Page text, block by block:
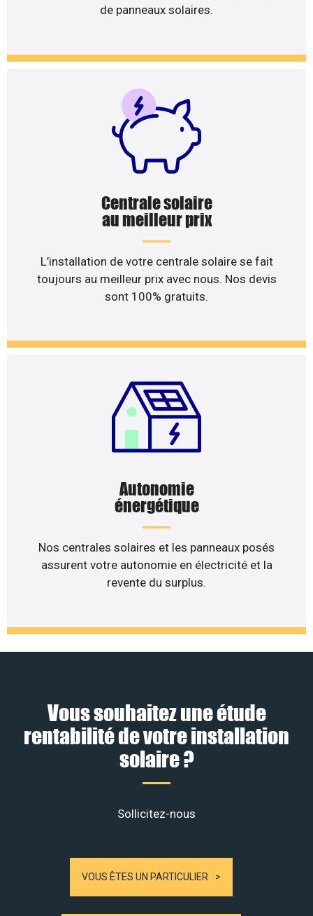
de panneaux solaires.
Centrale solaire
au meilleur prix
L’installation de votre centrale solaire se fait
toujours au meilleur prix avec nous. Nos devis
sont 100% gratuits.
Autonomie
énergétique
Nos centrales solaires et les panneaux posés
assurent votre autonomie en électricité et la
revente du surplus.
Vous souhaitez une étude
rentabilité de votre installation
solaire ?
Sollicitez-nous
VOUS ÊTES UN PARTICULIER